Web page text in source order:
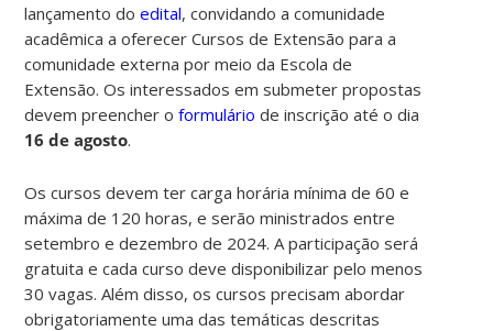
lançamento doedital, convidando a comunidade
acadêmica a oferecer Cursos de Extensão para a
comunidade externa por meio da Escola de
Extensão. Os interessados em submeter propostas
devem preencher oformulário de inscrição até o dia
16 de agosto.
Os cursos devem ter carga horária mínima de 60 e
máxima de 120 horas, e serão ministrados entre
setembro e dezembro de 2024. A participação será
gratuita e cada curso deve disponibilizar pelo menos
30 vagas. Além disso, os cursos precisam abordar
obrigatoriamente uma das temáticas descritas